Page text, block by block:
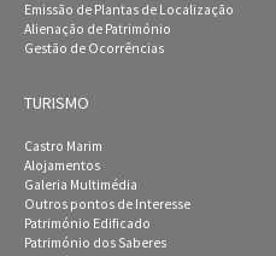
Emissão de Plantas de Localização
Alienação de Património
Gestão de Ocorrências
TURISMO
Castro Marim
Alojamentos
Galeria Multimédia
Outros pontos de Interesse
Património Edificado
Património dos Saberes